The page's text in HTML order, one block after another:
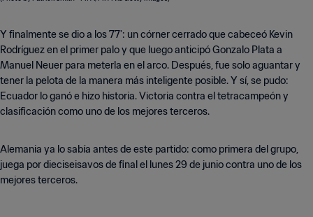
Y finalmente se dio a los 77': un córner cerrado que cabeceó Kevin
Rodríguez en el primer palo y que luego anticipó Gonzalo Plata a
Manuel Neuer para meterla en el arco. Después, fue solo aguantar y
tener la pelota de la manera más inteligente posible. Y sí, se pudo:
Ecuador lo ganó e hizo historia. Victoria contra el tetracampeón y
clasificación como uno de los mejores terceros.
Alemania ya lo sabía antes de este partido: como primera del grupo,
juega por dieciseisavos de final el lunes 29 de junio contra uno de los
mejores terceros.